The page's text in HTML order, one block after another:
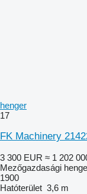
henger
17
FK Machinery
3 300 EUR ≈ 1 202
Mezőgazdasági
1900
Hatóterület 3,6 m